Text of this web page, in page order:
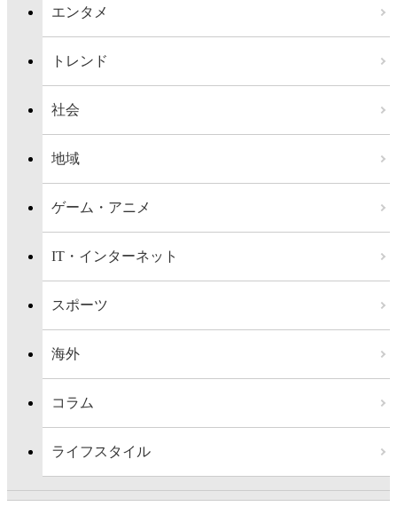
エンタメ
トレンド
社会
地域
ゲーム・アニメ
IT・インターネット
スポーツ
海外
コラム
ライフスタイル